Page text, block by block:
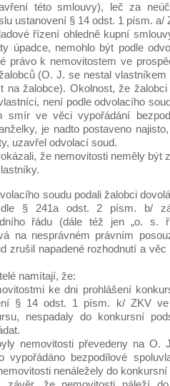
této smlouvy), leč za
ustanovení § 14 odst. 1 písm. a/
řízení ohledně kupní
úpadce, nemohlo být podle
právo k nemovitostem ve
(O. J. se nestal
na žalobce). Okolnost, že
není podle odvolacího
smír ve věci vypořádání
je nadto postaveno
uzavřel odvolací soud.
že nemovitosti neměly být
soudu podali žalobci
dle § 241a odst. 2 písm. b/
řádu (dále též jen „o. s.
na nesprávném právním
zrušil napadené rozhodnutí a
namítají, že:
ke dni prohlášení
§ 14 odst. 1 písm. k/ ZKV
nespadaly do konkursní
nemovitosti převedeny na O.
vypořádáno bezpodílové
nenáležely do